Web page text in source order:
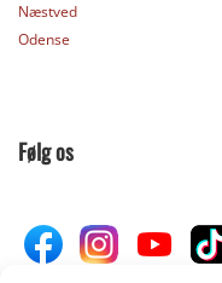
Næstved
Odense
Følg os